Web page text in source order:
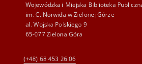
Wojewódzka i Miejska Biblioteka
im. C. Norwida w Zielonej Górze
al. Wojska Polskiego 9
65-077 Zielona Góra
(+48) 68 453 26 06